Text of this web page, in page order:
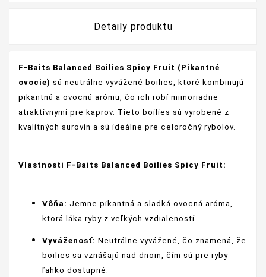
Detaily produktu
F-Baits Balanced Boilies Spicy Fruit (Pikantné
ovocie) sú neutrálne vyvážené boilies, ktoré kombinujú
pikantnú a ovocnú arómu, čo ich robí mimoriadne
atraktívnymi pre kaprov. Tieto boilies sú vyrobené z
kvalitných surovín a sú ideálne pre celoročný rybolov.
Vlastnosti F-Baits Balanced Boilies Spicy Fruit:
Vôňa: Jemne pikantná a sladká ovocná aróma,
ktorá láka ryby z veľkých vzdialeností.
Vyváženosť: Neutrálne vyvážené, čo znamená, že
boilies sa vznášajú nad dnom, čím sú pre ryby
ľahko dostupné.